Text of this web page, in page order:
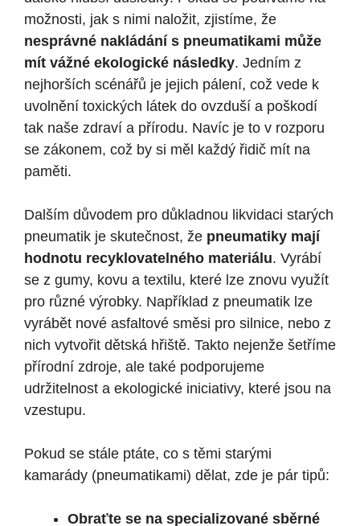
možnosti, jak s nimi naložit, zjistíme, že
nesprávné nakládání s pneumatikami může
mít vážné ekologické následky. Jedním z
nejhorších scénářů je jejich pálení, což vede k
uvolnění toxických látek do ovzduší a poškodí
tak naše zdraví a přírodu. Navíc je to v rozporu
se zákonem, což by si měl každý řidič mít na
paměti.
Dalším důvodem pro důkladnou likvidaci starých
pneumatik je skutečnost, že pneumatiky mají
hodnotu recyklovatelného materiálu. Vyrábí
se z gumy, kovu a textilu, které lze znovu využít
pro různé výrobky. Například z pneumatik lze
vyrábět nové asfaltové směsi pro silnice, nebo z
nich vytvořit dětská hřiště. Takto nejenže šetříme
přírodní zdroje, ale také podporujeme
udržitelnost a ekologické iniciativy, které jsou na
vzestupu.
Pokud se stále ptáte, co s těmi starými
kamarády (pneumatikami) dělat, zde je pár tipů:
Obraťte se na specializované sběrné